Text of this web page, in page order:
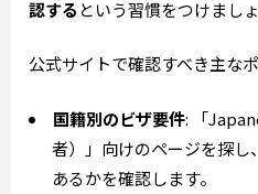
認する という習慣をつけましょ
公式サイトで確認すべき主な
国籍別のビザ要件: 「
者）」向けのページを探
あるかを確認します。